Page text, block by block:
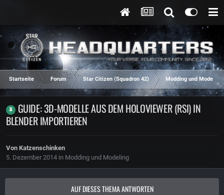
Startseite Forum Star Citizen (Squadron 42) Modding und Modeling
GUIDE: 3D-MODELLE AUS DEM HOLOVIEWER (RSI) IN
BLENDER IMPORTIEREN
Von Katzenschinken
5. Dezember 2014 in Modding und Modeling
AUF DIESES THEMA ANTWORTEN